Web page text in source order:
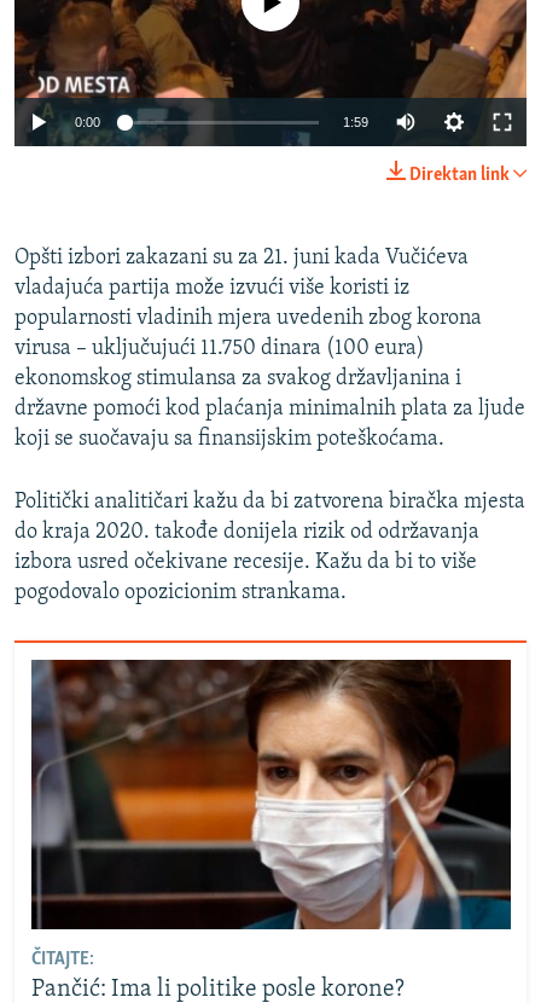
1080p
0:00 1:59
Direktan link
Opšti izbori zakazani su za 21. juni kada Vučićeva
vladajuća partija može izvući više koristi iz
popularnosti vladinih mjera uvedenih zbog korona
virusa – uključujući 11.750 dinara (100 eura)
ekonomskog stimulansa za svakog državljanina i
državne pomoći kod plaćanja minimalnih plata za ljude
koji se suočavaju sa finansijskim poteškoćama.
Politički analitičari kažu da bi zatvorena biračka mjesta
do kraja 2020. takođe donijela rizik od održavanja
izbora usred očekivane recesije. Kažu da bi to više
pogodovalo opozicionim strankama.
ČITAJTE:
Pančić: Ima li politike posle korone?